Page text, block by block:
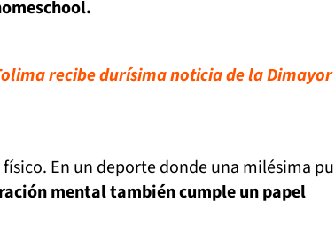
recibe durísima noticia de la
En un deporte donde una milésima
mental también cumple un papel